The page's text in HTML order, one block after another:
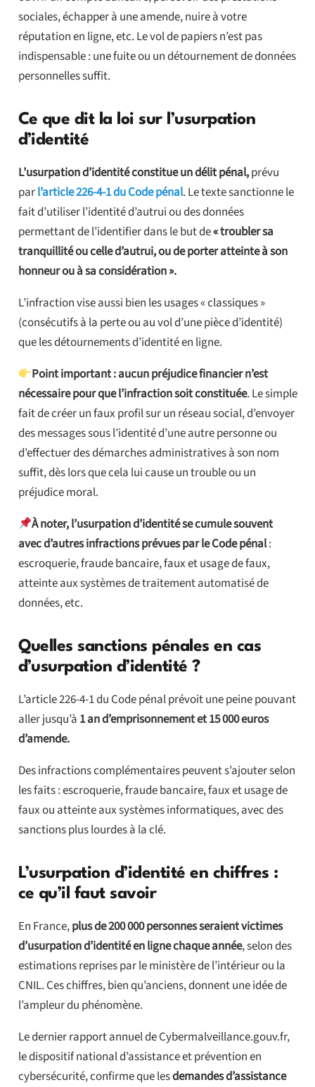
sociales, échapper à une amende, nuire à votre
réputation en ligne, etc. Le vol de papiers n’est pas
indispensable : une fuite ou un détournement de données
personnelles suffit.
Ce que dit la loi sur l’usurpation
d’identité
L’usurpation d’identité constitue un délit pénal,prévu
parl’article 226-4-1 du Code pénal. Le texte sanctionne le
fait d’utiliser l’identité d’autrui ou des données
permettant de l’identifier dans le but de« troubler sa
tranquillité ou celle d’autrui, ou de porter atteinte à son
honneur ou à sa considération ».
L’infraction vise aussi bien les usages « classiques »
(consécutifs à la perte ou au vol d’une pièce d’identité)
que les détournements d’identité en ligne.
Point important : aucun préjudice financier n’est
nécessaire pour que l’infraction soit constituée. Le simple
fait de créer un faux profil sur un réseau social, d’envoyer
des messages sous l’identité d’une autre personne ou
d’effectuer des démarches administratives à son nom
suffit, dès lors que cela lui cause un trouble ou un
préjudice moral.
À noter,l’usurpation d’identité se cumule souvent
avec d’autres infractions prévues par le Code pénal:
escroquerie, fraude bancaire, faux et usage de faux,
atteinte aux systèmes de traitement automatisé de
données, etc.
Quelles sanctions pénales en cas
d’usurpation d’identité ?
L’article 226-4-1 du Code pénal prévoit une peine pouvant
aller jusqu’à 1 an d’emprisonnement et 15 000 euros
d’amende.
Des infractions complémentaires peuvent s’ajouter selon
les faits : escroquerie, fraude bancaire, faux et usage de
faux ou atteinte aux systèmes informatiques, avec des
sanctions plus lourdes à la clé.
L’usurpation d’identité en chiffres :
ce qu’il faut savoir
En France,plus de 200 000 personnes seraient victimes
d’usurpation d’identité en ligne chaque année, selon des
estimations reprises par le ministère de l’intérieur ou la
CNIL. Ces chiffres, bien qu’anciens, donnent une idée de
l’ampleur du phénomène.
Le dernier rapport annuel de Cybermalveillance.gouv.fr,
le dispositif national d’assistance et prévention en
cybersécurité, confirme que lesdemandes d’assistance